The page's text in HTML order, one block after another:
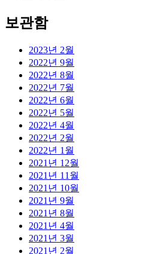
보관함
2023년 2월
2022년 9월
2022년 8월
2022년 7월
2022년 6월
2022년 5월
2022년 4월
2022년 2월
2022년 1월
2021년 12월
2021년 11월
2021년 10월
2021년 9월
2021년 8월
2021년 4월
2021년 3월
2021년 2월